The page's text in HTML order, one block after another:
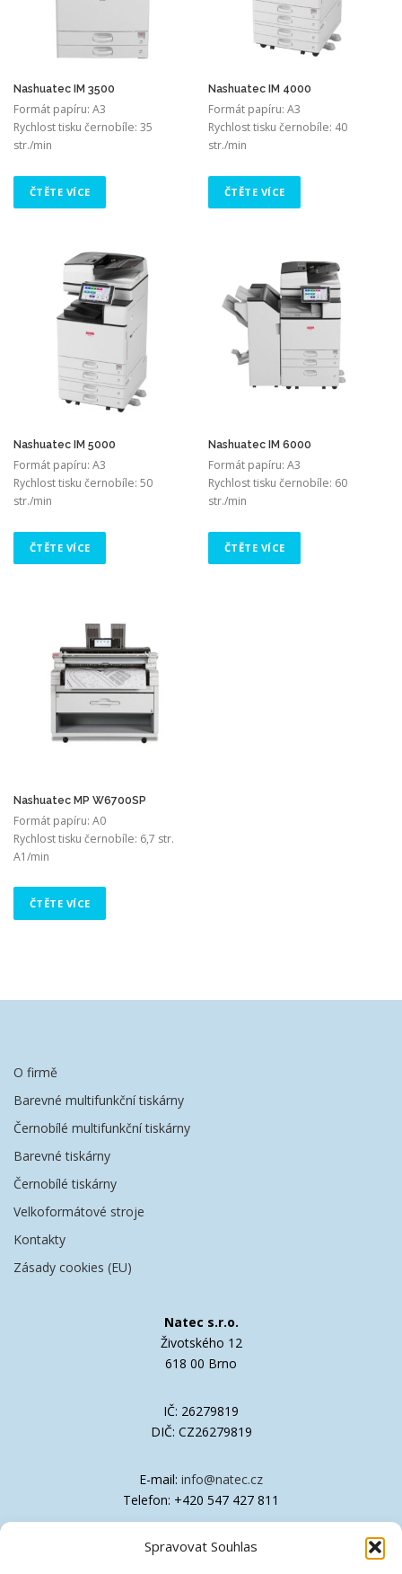
Spravovat Souhlas
Nashuatec IM 3500
Formát papíru: A3
Rychlost tisku černobíle: 35
str./min
ČTĚTE VÍCE
Nashuatec IM 4000
Formát papíru: A3
Rychlost tisku černobíle: 40
str./min
ČTĚTE VÍCE
Nashuatec IM 5000
Formát papíru: A3
Rychlost tisku černobíle: 50
str./min
ČTĚTE VÍCE
Nashuatec IM 6000
Formát papíru: A3
Rychlost tisku černobíle: 60
str./min
ČTĚTE VÍCE
Nashuatec MP W6700SP
Formát papíru: A0
Rychlost tisku černobíle: 6,7 str.
A1/min
ČTĚTE VÍCE
O firmě
Barevné multifunkční tiskárny
Černobílé multifunkční tiskárny
Barevné tiskárny
Černobílé tiskárny
Velkoformátové stroje
Kontakty
Zásady cookies (EU)
Natec s.r.o.
Životského 12
618 00 Brno
IČ: 26279819
DIČ: CZ26279819
E-mail: info@natec.cz
Telefon: +420 547 427 811
Společnost je zapsána v OR Krajského soudu